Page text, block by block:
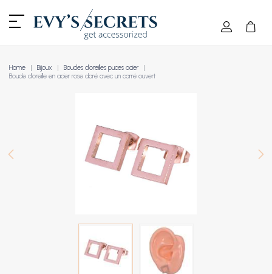
Home Bijoux
Boucles d'oreilles puces acier
Boucle d'oreille en acier rose doré avec un carré ouvert